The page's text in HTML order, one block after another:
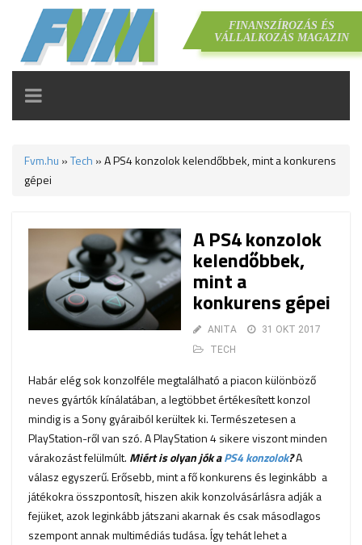
FINANSZÍROZÁS ÉS
VÁLLALKOZÁS MAGAZIN
TOGGLE
NAVIGATION
Fvm.hu »Tech »A PS4 konzolok kelendőbbek, mint a konkurens
gépei
A PS4 konzolok
kelendőbbek,
mint a
konkurens gépei
ANITA
31 OKT 2017
TECH
Habár elég sok konzolféle megtalálható a piacon különböző
neves gyártók kínálatában, a legtöbbet értékesített konzol
mindig is a Sony gyáraiból kerültek ki. Természetesen a
PlayStation-ről van szó. A PlayStation 4 sikere viszont minden
várakozást felülmúlt. Miért is olyan jók aPS4 konzolok?A
válasz egyszerű. Erősebb, mint a fő konkurens és leginkább a
játékokra összpontosít, hiszen akik konzolvásárlásra adják a
fejüket, azok leginkább játszani akarnak és csak másodlagos
szempont annak multimédiás tudása. Így tehát lehet a